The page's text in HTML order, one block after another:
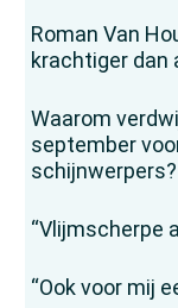
Roman Van
krachtiger dan
Waarom
september
schijnwerpers?
“Vlijmscherpe
“Ook voor mij